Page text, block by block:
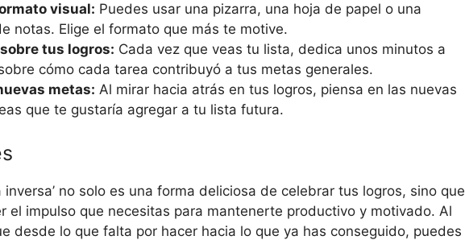
visual: Puedes usar una pizarra, una hoja de papel o una
notas. Elige el formato que más te motive.
tus logros: Cada vez que veas tu lista, dedica unos minutos a
cómo cada tarea contribuyó a tus metas generales.
metas: Al mirar hacia atrás en tus logros, piensa en las nuevas
que te gustaría agregar a tu lista futura.
inversa’ no solo es una forma deliciosa de celebrar tus logros, sino que
el impulso que necesitas para mantenerte productivo y motivado. Al
desde lo que falta por hacer hacia lo que ya has conseguido, puedes